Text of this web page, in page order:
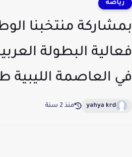
منتخبنا
البطولة
العاصمة الليبية
yahya krd منذ 2 سنة